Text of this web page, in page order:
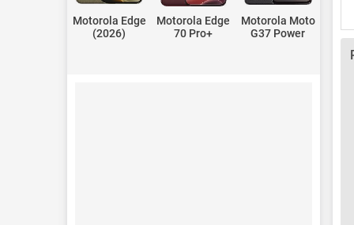
Motorola Edge
(2026)
Motorola Edge
70 Pro+
Motorola Moto
G37 Power